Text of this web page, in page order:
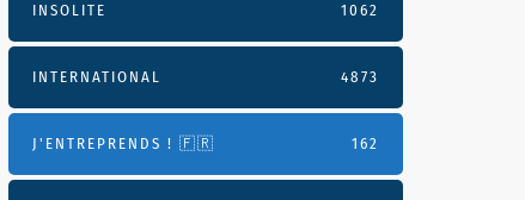
INSOLITE 1062
INTERNATIONAL 4873
J'ENTREPRENDS ! 🇫🇷 162